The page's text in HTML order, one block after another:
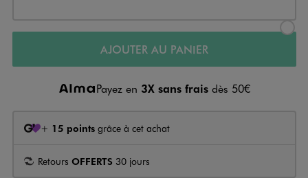
AJOUTER AU PANIER
Payez en 3X sans frais dès 50€
+ 15 points grâce à cet achat
Retours OFFERTS 30 jours